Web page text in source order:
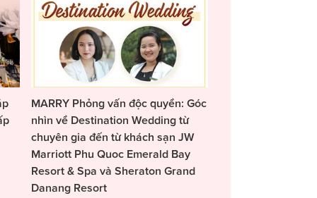
MARRY Phỏng vấn độc quyền: Góc
nhìn về Destination Wedding từ
chuyên gia đến từ khách sạn JW
Marriott Phu Quoc Emerald Bay
Resort & Spa và Sheraton Grand
Danang Resort